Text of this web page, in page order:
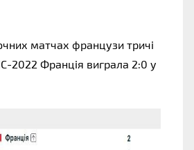
матчах французи тричі
2022 Франція виграла 2:0 у